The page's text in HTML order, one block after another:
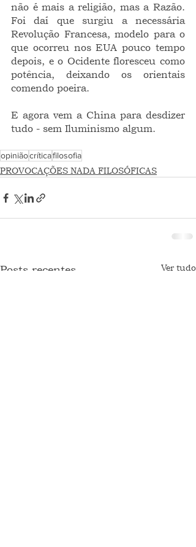
não é mais a religião, mas a Razão.
Foi daí que surgiu a necessária
Revolução Francesa, modelo para o
que ocorreu nos EUA pouco tempo
depois, e o Ocidente floresceu como
potência, deixando os orientais
comendo poeira.
E agora vem a China para desdizer
tudo - sem Iluminismo algum.
opiniãocríticafilosofia
PROVOCAÇÕES NADA FILOSÓFICAS
Posts recentes Ver tudo